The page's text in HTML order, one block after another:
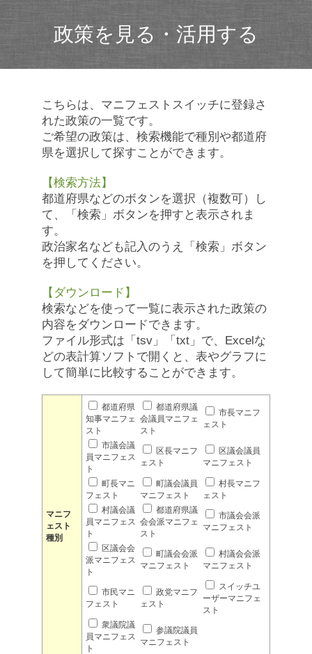
政策を見る・活用する
こちらは、マニフェストスイッチに登録さ
れた政策の一覧です。
ご希望の政策は、検索機能で種別や都道府
県を選択して探すことができます。
【検索方法】
都道府県などのボタンを選択（複数可）し
て、「検索」ボタンを押すと表示されま
す。
政治家名なども記入のうえ「検索」ボタン
を押してください。
【ダウンロード】
検索などを使って一覧に表示された政策の
内容をダウンロードできます。
ファイル形式は「tsv」「txt」で、Excelな
どの表計算ソフトで開くと、表やグラフに
して簡単に比較することができます。
マニフ
ェスト
種別
都道府県
知事マニフェ
スト
都道府県議
会議員マニフェ
スト
市長マニフ
ェスト
市議会議
員マニフェス
ト
区長マニフ
ェスト
区議会議員
マニフェスト
町長マニ
フェスト
町議会議員
マニフェスト
村長マニフ
ェスト
村議会議
員マニフェス
ト
都道府県議
会会派マニフェ
スト
市議会会派
マニフェスト
区議会会
派マニフェス
ト
町議会会派
マニフェスト
村議会会派
マニフェスト
市民マニ
フェスト
政党マニフ
ェスト
スイッチユ
ーザーマニフェ
スト
衆議院議
員マニフェス
ト
参議院議員
マニフェスト